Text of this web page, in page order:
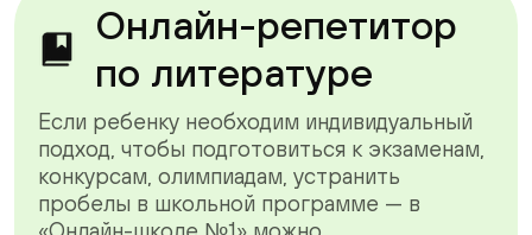
Онлайн-репетитор
по литературе
Если ребенку необходим индивидуальный
подход, чтобы подготовиться к экзаменам,
конкурсам, олимпиадам, устранить
пробелы в школьной программе — в